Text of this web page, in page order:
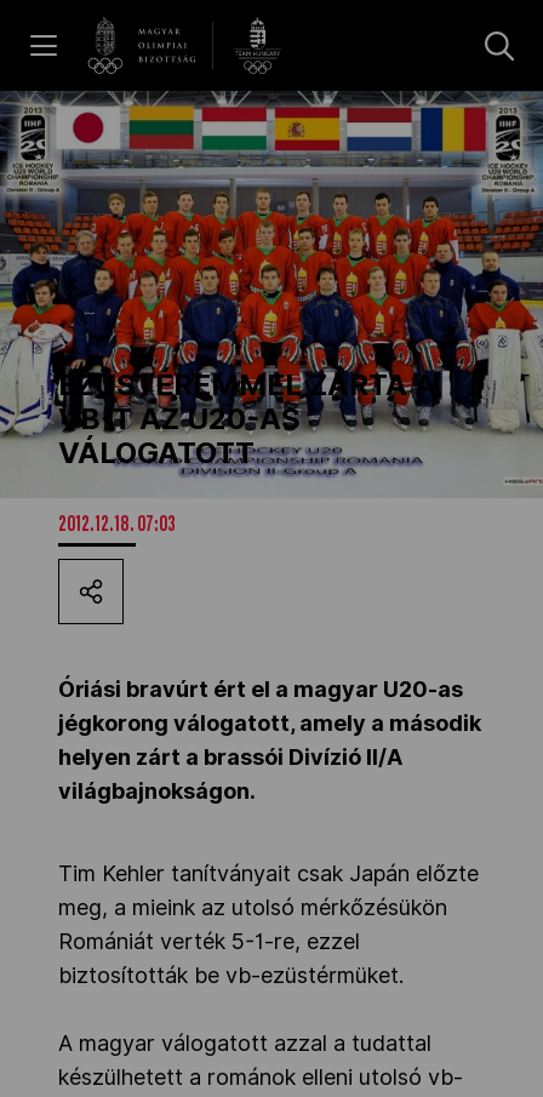
Hírek
Galéria
Dakar 2026
Los Angeles 2028
Kettőskarrier-program
NOB
Társszervezetek
Adatbank
EZÜSTÉREMMEL ZÁRTA A
VB-T AZ U20-AS
VÁLOGATOTT
2012.12.18. 07:03
Óriási bravúrt ért el a magyar U20-as
jégkorong válogatott, amely a második
helyen zárt a brassói Divízió II/A
világbajnokságon.
Tim Kehler tanítványait csak Japán előzte
meg, a mieink az utolsó mérkőzésükön
Romániát verték 5-1-re, ezzel
biztosították be vb-ezüstérmüket.
A magyar válogatott azzal a tudattal
készülhetett a románok elleni utolsó vb-